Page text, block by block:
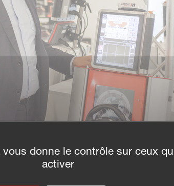
Voort van der Kleij (2017)
donne le contrôle sur ceux
activer